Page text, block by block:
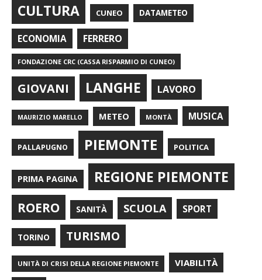
CULTURA CUNEO DATAMETEO
ECONOMIA FERRERO
FONDAZIONE CRC (CASSA RISPARMIO DI CUNEO)
GIOVANI LANGHE LAVORO
MAURIZIO MARELLO METEO MONTÀ MUSICA
PALLAPUGNO PIEMONTE POLITICA
PRIMA PAGINA REGIONE PIEMONTE
ROERO SANITÀ SCUOLA SPORT
TORINO TURISMO
UNITÀ DI CRISI DELLA REGIONE PIEMONTE VIABILITÀ